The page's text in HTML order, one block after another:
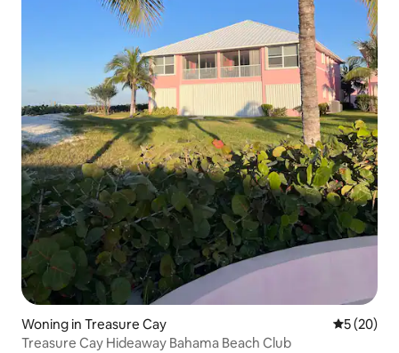
Woning in Treasure Cay
5 (20)
Treasure Cay Hideaway Bahama Beach Club